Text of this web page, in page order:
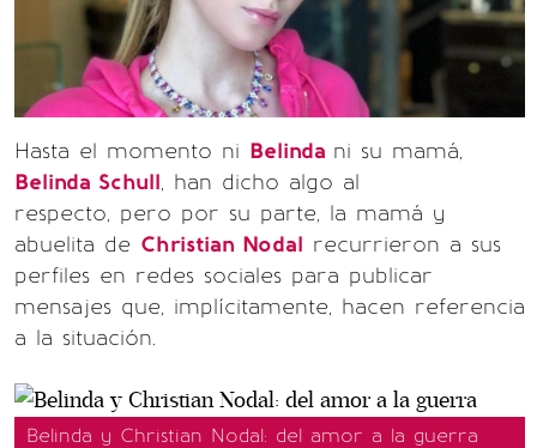
Hasta el momento ni Belinda ni su mamá,
Belinda Schull, han dicho algo al
respecto, pero por su parte, la mamá y
abuelita de Christian Nodal recurrieron a sus
perfiles en redes sociales para publicar
mensajes que, implícitamente, hacen referencia
a la situación.
Belinda y Christian Nodal: del amor a la guerra